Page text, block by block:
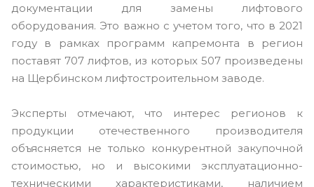
документации для замены лифтового
оборудования. Это важно с учетом того, что в 2021
году в рамках программ капремонта в регион
поставят 707 лифтов, из которых 507 произведены
на Щербинском лифтостроительном заводе.
Эксперты отмечают, что интерес регионов к
продукции отечественного производителя
объясняется не только конкурентной закупочной
стоимостью, но и высокими эксплуатационно-
техническими характеристиками, наличием